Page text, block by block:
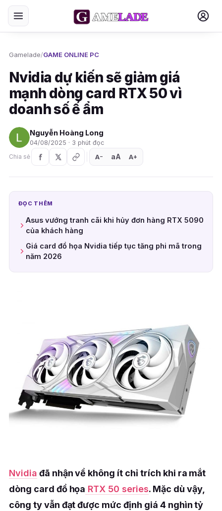
Gamelade/GAME ONLINE PC
Nvidia dự kiến sẽ giảm giá
mạnh dòng card RTX 50 vì
doanh số ế ẩm
Nguyễn Hoàng Long
04/08/2025 · 3 phút đọc
Chia sẻ
A− aA A+
ĐỌC THÊM
Asus vướng tranh cãi khi hủy đơn hàng RTX 5090
của khách hàng
Giá card đồ họa Nvidia tiếp tục tăng phi mã trong
năm 2026
Nvidia đã nhận về không ít chỉ trích khi ra mắt
dòng card đồ họa RTX 50 series. Mặc dù vậy,
công ty vẫn đạt được mức định giá 4 nghìn tỷ